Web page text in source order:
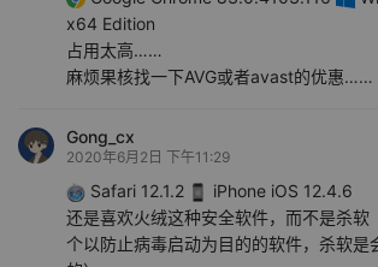
x64 Edition
占用太高……
麻烦果核找一下AVG或者avast的优惠……
Gong_cx
2020年6月2日 下午11:29
Safari 12.1.2
iPhone iOS 12.4.6
还是喜欢火绒这种安全软件，而不是杀软
个以防止病毒启动为目的的软件，杀软是